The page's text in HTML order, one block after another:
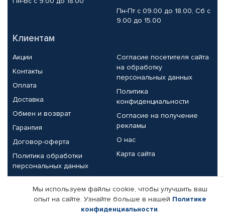
Пн-Пт с 09.00 до 18.00, Сб с
9.00 до 15.00
Клиентам
Акции
Контакты
Оплата
Доставка
Обмен и возврат
Гарантия
Договор-оферта
Политика обработки
персональных данных
Согласие посетителя сайта
на обработку
персональных данных
Политика
конфиденциальности
Согласие на получение
рекламы
О нас
Карта сайта
Партнерам
Корпоративным клиентам
Реквизиты компании
Мы используем файлы cookie, чтобы улучшить ваш
опыт на сайте. Узнайте больше в нашей Политике
конфиденциальности.